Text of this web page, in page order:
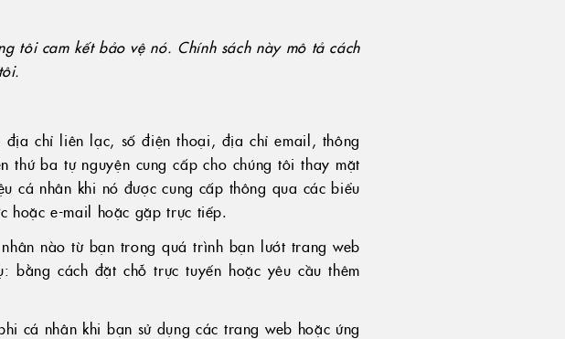
tôi cam kết bảo vệ nó. Chính sách này mô tả cách
chỉ liên lạc, số điện thoại, địa chỉ email, thông
thứ ba tự nguyện cung cấp cho chúng tôi thay mặt
cá nhân khi nó được cung cấp thông qua các biểu
hoặc e-mail hoặc gặp trực tiếp.
nào từ bạn trong quá trình bạn lướt trang web
cách đặt chỗ trực tuyến hoặc yêu cầu thêm
cá nhân khi bạn sử dụng các trang web hoặc ứng